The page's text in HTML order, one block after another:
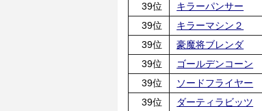
39位
キラーパンサー
39位
キラーマシン２
39位
豪魔将ブレンダ
39位
ゴールデンコーン
39位
ソードフライヤー
39位
ダーティラビッツ